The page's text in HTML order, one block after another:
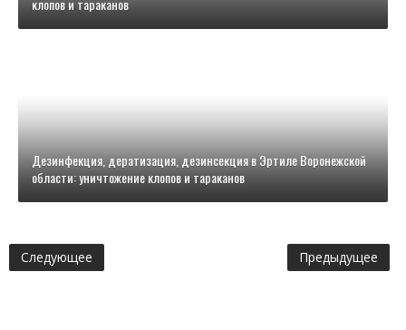
клопов и тараканов
Дезинфекция, дератизация, дезинсекция в Эртиле Воронежской
области: уничтожение клопов и тараканов
Следующее Предыдущее